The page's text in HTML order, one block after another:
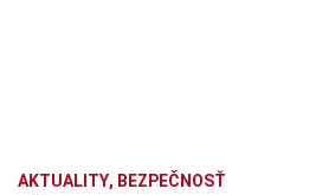
AKTUALITY, BEZPEČNOSŤ